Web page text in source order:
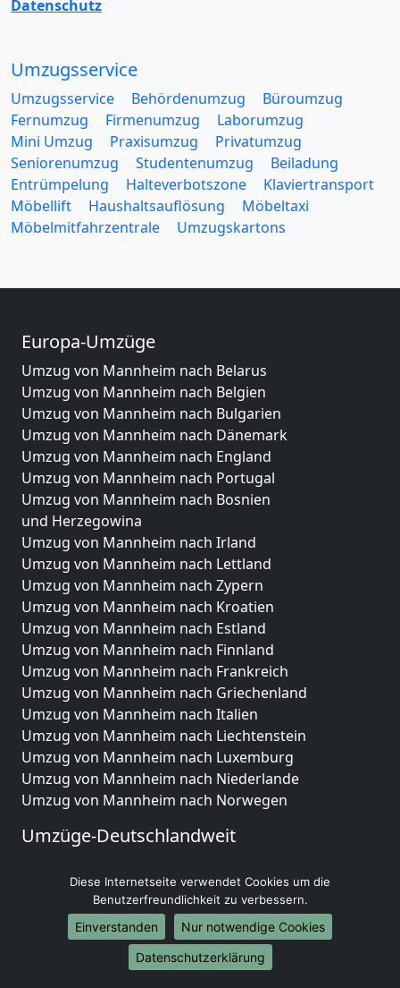
Datenschutz
Umzugsservice
Umzugsservice Behördenumzug
Büroumzug
Fernumzug
Firmenumzug
Laborumzug
Mini Umzug
Praxisumzug
Privatumzug
Seniorenumzug
Studentenumzug
Beiladung
Entrümpelung
Halteverbotszone
Klaviertransport
Möbellift
Haushaltsauflösung
Möbeltaxi
Möbelmitfahrzentrale
Umzugskartons
Europa-Umzüge
Umzug von Mannheim nach Belarus
Umzug von Mannheim nach Belgien
Umzug von Mannheim nach Bulgarien
Umzug von Mannheim nach Dänemark
Umzug von Mannheim nach England
Umzug von Mannheim nach Portugal
Umzug von Mannheim nach Bosnien
und Herzegowina
Umzug von Mannheim nach Irland
Umzug von Mannheim nach Lettland
Umzug von Mannheim nach Zypern
Umzug von Mannheim nach Kroatien
Umzug von Mannheim nach Estland
Umzug von Mannheim nach Finnland
Umzug von Mannheim nach Frankreich
Umzug von Mannheim nach Griechenland
Umzug von Mannheim nach Italien
Umzug von Mannheim nach Liechtenstein
Umzug von Mannheim nach Luxemburg
Umzug von Mannheim nach Niederlande
Umzug von Mannheim nach Norwegen
Umzüge-Deutschlandweit
Umzug von Mannheim nach Hamburg
Umzug von Mannheim nach München
Umzug von Mannheim nach Köln
Umzug von Mannheim nach Frankfurt am Main
Umzug von Mannheim nach Stuttgart
Diese Internetseite verwendet Cookies um die
Benutzerfreundlichkeit zu verbessern.
Einverstanden
Nur notwendige Cookies
Datenschutzerklärung